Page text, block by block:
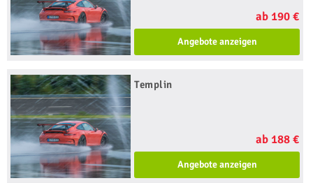
ab 190 €
Angebote anzeigen
Templin
ab 188 €
Angebote anzeigen